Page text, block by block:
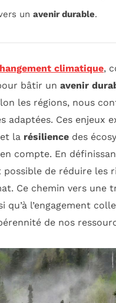
un avenir durable.
climatique,
bâtir un avenir
les régions, nous
adaptées. Ces enjeux
et la résilience des
compte. En
possible de réduire les
Ce chemin vers une
qu’à l’engagement
de nos